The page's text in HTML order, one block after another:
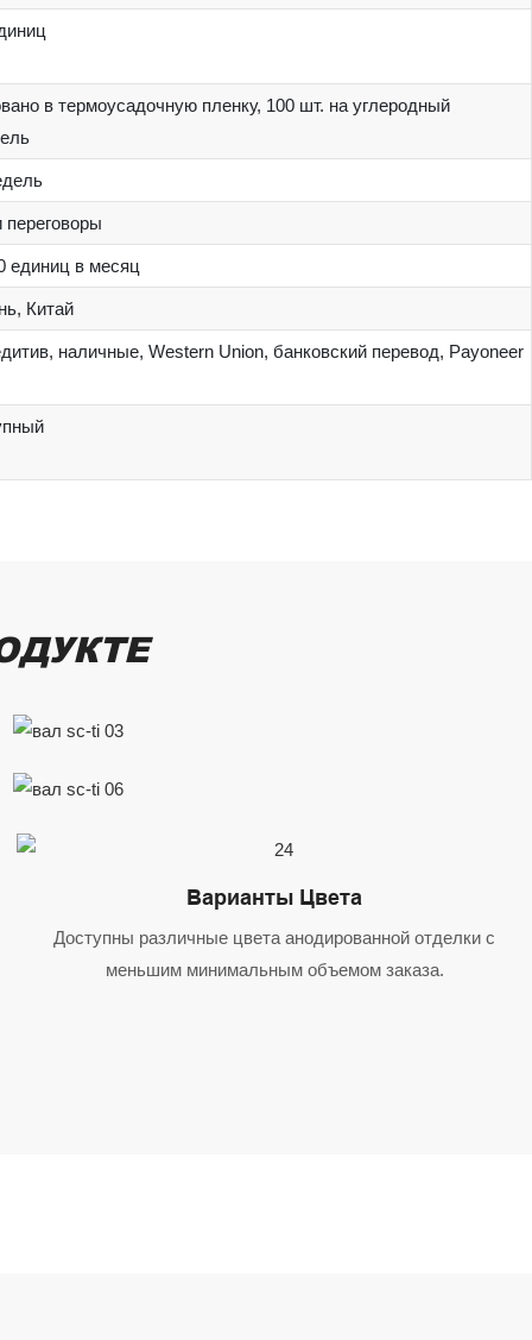
в термоусадочную пленку, 100 шт. на углеродный
переговоры
единиц в месяц
Китай
наличные, Western Union, банковский перевод, Payoneer
Варианты Цвета
Доступны различные цвета анодированной отделки с
меньшим минимальным объемом заказа.